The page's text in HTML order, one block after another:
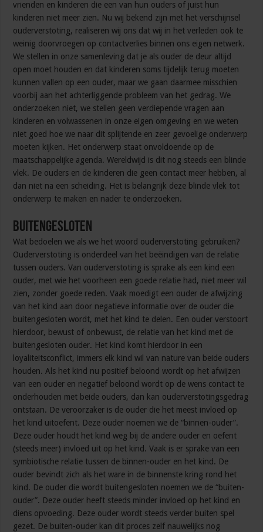
vrienden en kinderen die een van hun ouders of juist hun
kinderen niet meer zien. Nu wij bekend zijn met het verschijnsel
ouderverstoting, realiseren wij ons dat wij in het verleden ook te
weinig doorvroegen op contactverlies binnen ons eigen netwerk.
We stellen in onze samenleving dat je als ouder de deur altijd
open moet houden en dat kinderen soms tijdelijk terug moeten
kunnen vallen op een ouder, maar we gaan daarmee misschien
voorbij aan het achterliggende probleem van het gedrag. We
onderzoeken niet, we stellen geen verdiepende vragen aan
kinderen en volwassenen in onze eigen omgeving en we weten
niet goed hoe we naar dit splijtende en zeer gevoelige onderwerp
moeten kijken. Het onderwerp staat onvoldoende op de
maatschappelijke agenda. Wereldwijd is dit nog steeds een blinde
vlek. De ouders en de kinderen die geen contact meer hebben, al
dan niet na een scheiding. Het is belangrijk deze blinde vlek tot
onderwerp te maken en nader te onderzoeken.
Buitengesloten
Wat bedoelen we als we het woord ouderverstoting gebruiken?
Ouderverstoting is onderdeel van het beëindigen van de relatie
tussen ouders. Van ouderverstoting is sprake als een kind een
ouder, met wie het voorheen een goede relatie had, niet meer wil
zien, zonder goede reden. Vaak moedigt een ouder de afwijzing
van het kind aan door negatieve informatie over de ouder die
buitengesloten wordt, met het kind te delen. Een ouder verstoort
hierdoor, bewust of onbewust, de relatie van het kind met de
buitengesloten ouder. Het kind komt hierdoor in een
loyaliteitsconflict, immers elk kind wil van nature van beide ouders
houden. Als het kind nu positief beloond wordt op het afwijzen
van een ouder en negatief beloond wordt op de wens contact te
onderhouden met beide ouders, dan kan ouderverstotingsgedrag
ontstaan. De veroorzaker is de ouder die het meest invloed op
het kind uitoefent. Deze ouder noemen we de “binnen-ouder”.
Deze ouder houdt het kind weg bij de andere ouder en oefent
(steeds meer) invloed uit op het kind. Vaak is er sprake van een
symbiotische relatie tussen de binnen-ouder en het kind. De
ouder bevindt zich als het ware in de binnenste kring rond het
kind. De ouder die wordt buitengesloten noemen we de “buiten-
ouder”. Deze ouder heeft steeds minder invloed op het kind en
diens opvoeding. Deze ouder wordt steeds verder buiten spel
gezet. De buiten-ouder kan dit proces zelf nauwelijks nog